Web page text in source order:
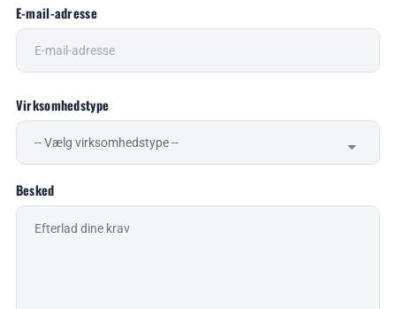
E-mail-adresse
Virksomhedstype
Besked